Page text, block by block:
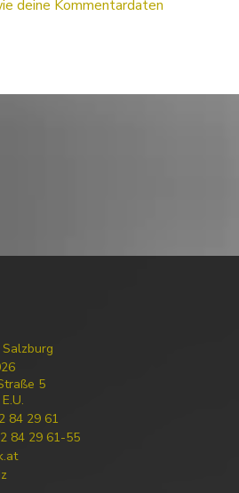
deine Kommentardaten
5
84 29 61
84 29 61-55